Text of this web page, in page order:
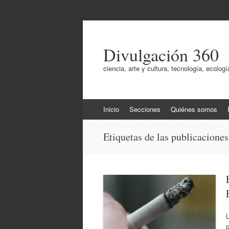
Divulgación 360
ciencia, arte y cultura, tecnología,
al
Inicio Secciones Quiénes somos
Etiquetas de las